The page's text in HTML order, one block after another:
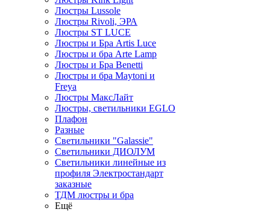
Люстры Lussole
Люстры Rivoli, ЭРА
Люстры ST LUCE
Люстры и Бра Artis Luce
Люстры и бра Arte Lamp
Люстры и Бра Benetti
Люстры и бра Maytoni и
Freya
Люстры МаксЛайт
Люстры, светильники EGLO
Плафон
Разные
Светильники "Galassie"
Светильники ДИОЛУМ
Светильники линейные из
профиля Электростандарт
заказные
ТДМ люстры и бра
Ещё